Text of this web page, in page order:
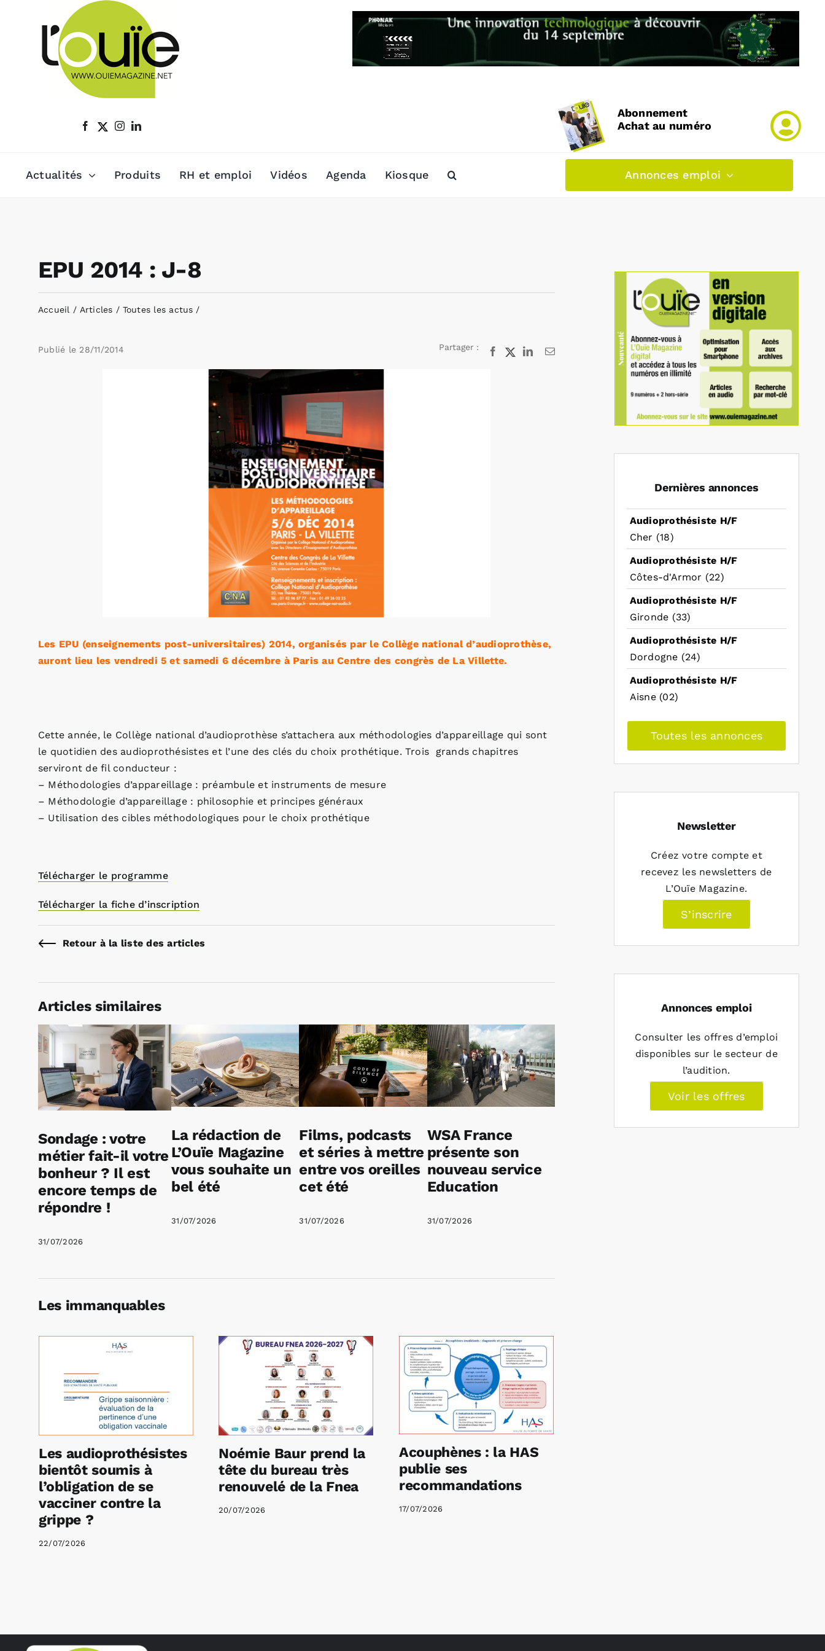
Abonnement
Achat au numéro
Actualités Produits RH et emploi Vidéos Agenda Kiosque Annonces emploi
EPU 2014 : J-8
Accueil Articles Toutes les actus
Publié le 28/11/2014 Partager : Facebook
X LinkedInEmail
Les EPU (enseignements post-universitaires) 2014, organisés par le Collège national d’audioprothèse,
auront lieu les vendredi 5 et samedi 6 décembre à Paris au Centre des congrès de La Villette.
Cette année, le Collège national d’audioprothèse s’attachera aux méthodologies d’appareillage qui sont
le quotidien des audioprothésistes et l’une des clés du choix prothétique. Trois grands chapitres
serviront de fil conducteur :
– Méthodologies d’appareillage : préambule et instruments de mesure
– Méthodologie d’appareillage : philosophie et principes généraux
– Utilisation des cibles méthodologiques pour le choix prothétique
Télécharger le programme
Télécharger la fiche d’inscription
Retour à la liste des articles
Articles similaires
Sondage : votre
métier fait-il votre
bonheur ? Il est
encore temps de
répondre !
31/07/2026
La rédaction de
L’Ouïe Magazine
vous souhaite un
bel été
31/07/2026
Films, podcasts
et séries à mettre
entre vos oreilles
cet été
31/07/2026
WSA France
présente son
nouveau service
Education
31/07/2026
Les immanquables
Les audioprothésistes
bientôt soumis à
l’obligation de se
vacciner contre la
grippe ?
22/07/2026
Noémie Baur prend la
tête du bureau très
renouvelé de la Fnea
20/07/2026
Acouphènes : la HAS
publie ses
recommandations
17/07/2026
Dernières annonces
Audioprothésiste H/F
Cher (18)
Audioprothésiste H/F
Côtes-d'Armor (22)
Audioprothésiste H/F
Gironde (33)
Audioprothésiste H/F
Dordogne (24)
Audioprothésiste H/F
Aisne (02)
Toutes les annonces
Newsletter
Créez votre compte et
recevez les newsletters de
L’Ouïe Magazine.
S’inscrire
Annonces emploi
Consulter les offres d’emploi
disponibles sur le secteur de
l’audition.
Voir les offres